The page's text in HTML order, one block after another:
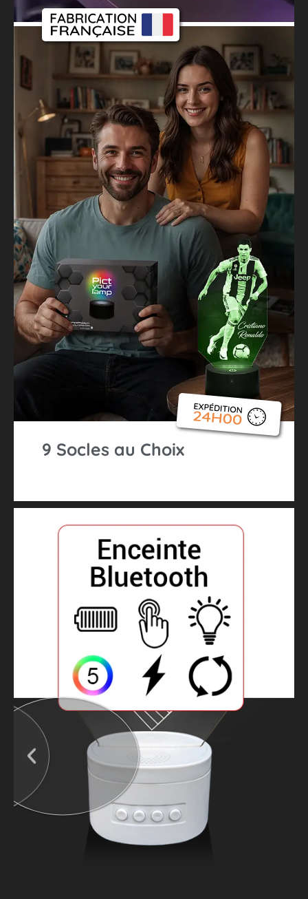
9 Socles au Choix